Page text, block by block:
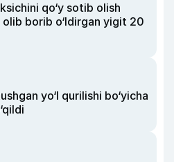
qo‘y sotib olish
borib o‘ldirgan yigit 20
yo‘l qurilishi bo‘yicha